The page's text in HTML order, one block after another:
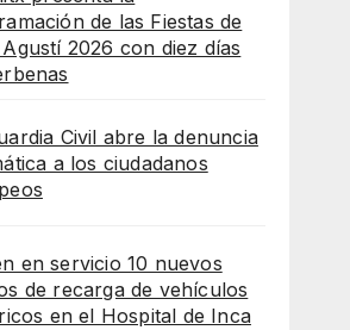
de las Fiestas de
2026 con diez días
Civil abre la denuncia
a los ciudadanos
en servicio 10 nuevos
de recarga de vehículos
en el Hospital de Inca